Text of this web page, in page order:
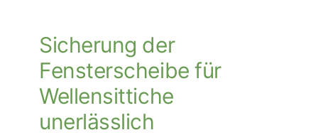
Sicherung der
Fensterscheibe für
Wellensittiche
unerlässlich